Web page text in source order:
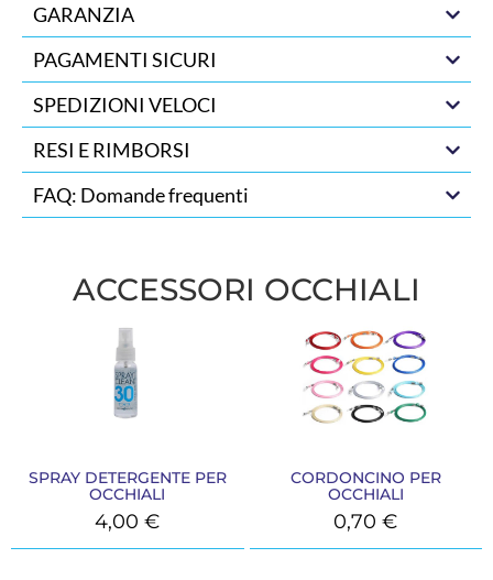
GARANZIA
PAGAMENTI SICURI
SPEDIZIONI VELOCI
RESI E RIMBORSI
FAQ: Domande frequenti
ACCESSORI OCCHIALI
SPRAY DETERGENTE PER
OCCHIALI
4,00€
CORDONCINO PER
OCCHIALI
0,70€